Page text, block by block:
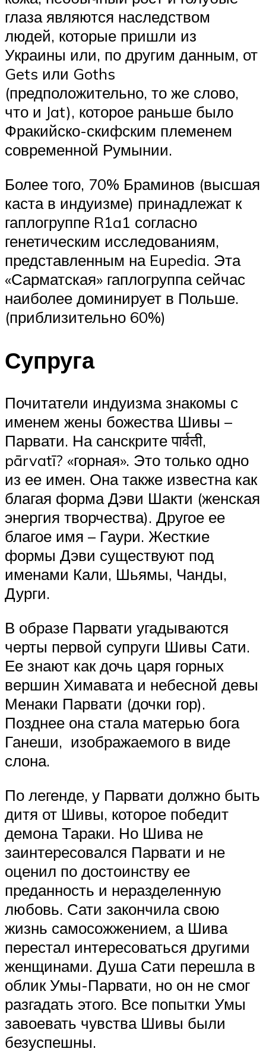
глаза являются наследством
людей, которые пришли из
Украины или, по другим данным, от
Gets или Goths
(предположительно, то же слово,
что и Jat), которое раньше было
Фракийско-скифским племенем
современной Румынии.
Более того, 70% Браминов (высшая
каста в индуизме) принадлежат к
гаплогруппе R1a1 согласно
генетическим исследованиям,
представленным на Eupedia. Эта
«Сарматская» гаплогруппа сейчас
наиболее доминирует в Польше.
(приблизительно 60%)
Супруга
Почитатели индуизма знакомы с
именем жены божества Шивы –
Парвати. На санскрите पार्वती,
pārvatī? «горная». Это только одно
из ее имен. Она также известна как
благая форма Дэви Шакти (женская
энергия творчества). Другое ее
благое имя – Гаури. Жесткие
формы Дэви существуют под
именами Кали, Шьямы, Чанды,
Дурги.
В образе Парвати угадываются
черты первой супруги Шивы Сати.
Ее знают как дочь царя горных
вершин Химавата и небесной девы
Менаки Парвати (дочки гор).
Позднее она стала матерью бога
Ганеши, изображаемого в виде
слона.
По легенде, у Парвати должно быть
дитя от Шивы, которое победит
демона Тараки. Но Шива не
заинтересовался Парвати и не
оценил по достоинству ее
преданность и неразделенную
любовь. Сати закончила свою
жизнь самосожжением, а Шива
перестал интересоваться другими
женщинами. Душа Сати перешла в
облик Умы-Парвати, но он не смог
разгадать этого. Все попытки Умы
завоевать чувства Шивы были
безуспешны.